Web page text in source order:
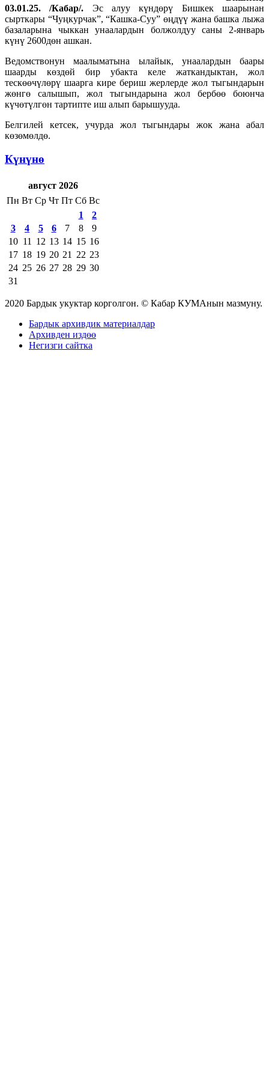
03.01.25. /Кабар/. Эс алуу күндөрү Бишкек шаарынан
сырткары “Чуңкурчак”, “Кашка-Суу” өңдүү жана башка лыжа
базаларына чыккан унаалардын болжолдуу саны 2-январь
күнү 2600дөн ашкан.
Ведомствонун маалыматына ылайык, унаалардын баары
шаарды көздөй бир убакта келе жаткандыктан, жол
тескөөчүлөрү шаарга кире бериш жерлерде жол тыгындарын
жөнгө салышып, жол тыгындарына жол бербөө боюнча
күчөтүлгөн тартипте иш алып барышууда.
Белгилей кетсек, учурда жол тыгындары жок жана абал
көзөмөлдө.
Күнүнө
август 2026
Пн Вт Ср Чт Пт Сб Вс
1
2
3
4 5 6 7 8
9
10 11 12 13 14 15 16
17 18 19 20 21 22 23
24 25 26 27 28 29 30
31
2020 Бардык укуктар корголгон. © Кабар КУМАнын мазмуну.
Бардык архивдик материалдар
Архивден издөө
Негизги сайтка